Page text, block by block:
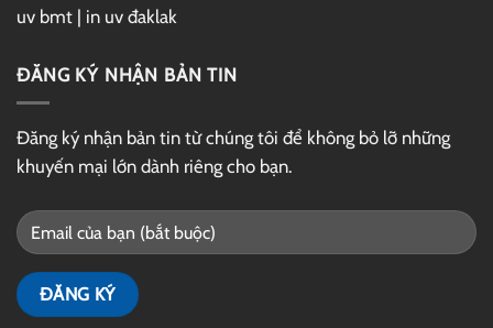
uv bmt | in uv đaklak
ĐĂNG KÝ NHẬN BẢN TIN
Đăng ký nhận bản tin từ chúng tôi để không bỏ lỡ những
khuyến mại lớn dành riêng cho bạn.